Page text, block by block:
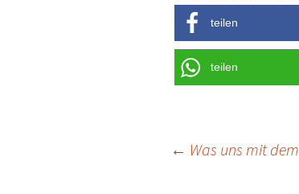
teilen
teilen
← Was uns mit